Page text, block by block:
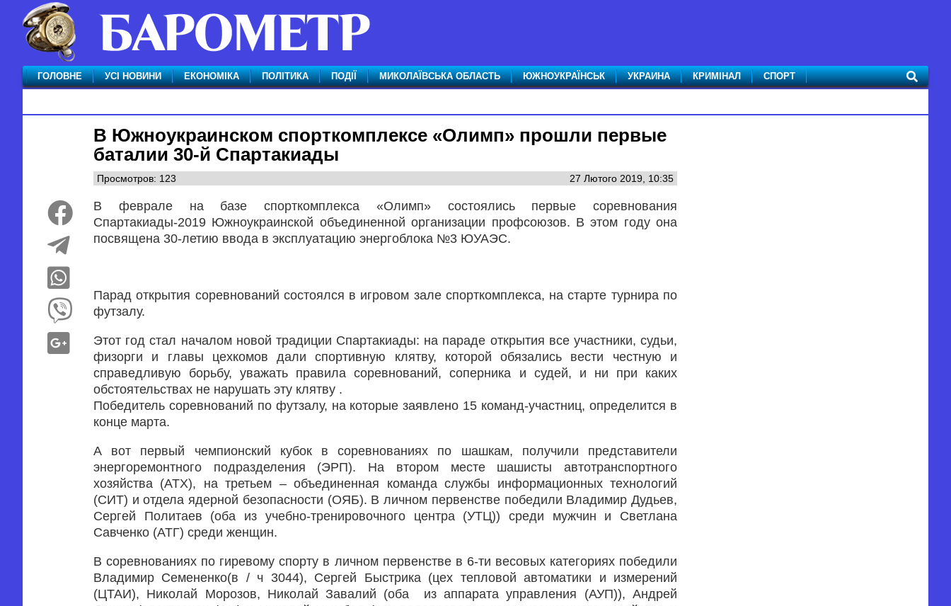
ГОЛОВНЕ УСІ НОВИНИ ЕКОНОМІКА ПОЛІТИКА ПОДІЇ МИКОЛАЇВСЬКА ОБЛАСТЬ ЮЖНОУКРАЇНСЬК УКРАИНА КРИМІНАЛ СПОРТ
В Южноукраинском спорткомплексе «Олимп» прошли первые
баталии 30-й Спартакиады
Просмотров: 123 27 Лютого 2019, 10:35
В феврале на базе спорткомплекса «Олимп» состоялись первые соревнования
Спартакиады-2019 Южноукраинской объединенной организации профсоюзов. В этом году она
посвящена 30-летию ввода в эксплуатацию энергоблока №3 ЮУАЭС.
Парад открытия соревнований состоялся в игровом зале спорткомплекса, на старте турнира по
футзалу.
Этот год стал началом новой традиции Спартакиады: на параде открытия все участники, судьи,
физорги и главы цехкомов дали спортивную клятву, которой обязались вести честную и
справедливую борьбу, уважать правила соревнований, соперника и судей, и ни при каких
обстоятельствах не нарушать эту клятву .
Победитель соревнований по футзалу, на которые заявлено 15 команд-участниц, определится в
конце марта.
А вот первый чемпионский кубок в соревнованиях по шашкам, получили представители
энергоремонтного подразделения (ЭРП). На втором месте шашисты автотранспортного
хозяйства (АТХ), на третьем – объединенная команда службы информационных технологий
(СИТ) и отдела ядерной безопасности (ОЯБ). В личном первенстве победили Владимир Дудьев,
Сергей Политаев (оба из учебно-тренировочного центра (УТЦ)) среди мужчин и Светлана
Савченко (АТГ) среди женщин.
В соревнованиях по гиревому спорту в личном первенстве в 6-ти весовых категориях победили
Владимир Семененко(в / ч 3044), Сергей Быстрика (цех тепловой автоматики и измерений
(ЦТАИ), Николай Морозов, Николай Завалий (оба из аппарата управления (АУП)), Андрей